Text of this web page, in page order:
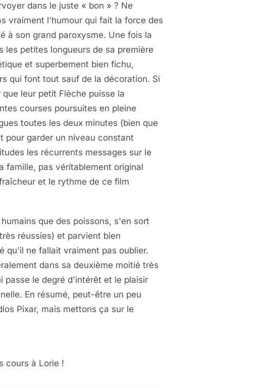
dans le juste « bon » ? Ne
vraiment l'humour qui fait la force des
à son grand paroxysme. Une fois la
les petites longueurs de sa première
et superbement bien fichu,
qui font tout sauf de la décoration. Si
leur petit Flèche puisse la
courses poursuites en pleine
toutes les deux minutes (bien que
pour garder un niveau constant
les récurrents messages sur le
famille, pas véritablement original
et le rythme de ce film
que des poissons, s'en sort
réussies) et parvient bien
qu'il ne fallait vraiment pas oublier.
dans sa deuxième moitié très
passe le degré d'intérêt et le plaisir
En résumé, peut-être un peu
Pixar, mais mettons ça sur le
cours à Lorie !